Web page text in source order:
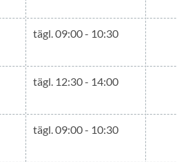
tägl. 09:00 - 10:30
tägl. 12:30 - 14:00
tägl. 09:00 - 10:30